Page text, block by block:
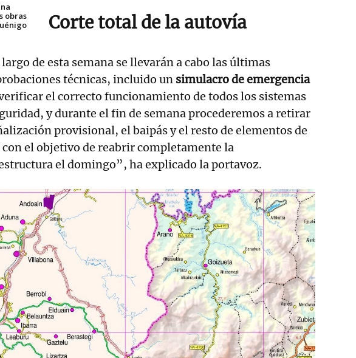
obras
Corte total de la autovía
largo de esta semana se llevarán a cabo las últimas
técnicas, incluido un simulacro de emergencia
el correcto funcionamiento de todos los sistemas
y durante el fin de semana procederemos a retirar
provisional, el baipás y el resto de elementos de
el objetivo de reabrir completamente la
el domingo”, ha explicado la portavoz.